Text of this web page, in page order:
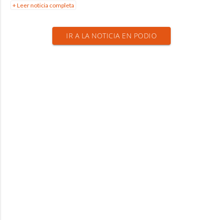
+ Leer noticia completa
IR A LA NOTICIA EN PODIO